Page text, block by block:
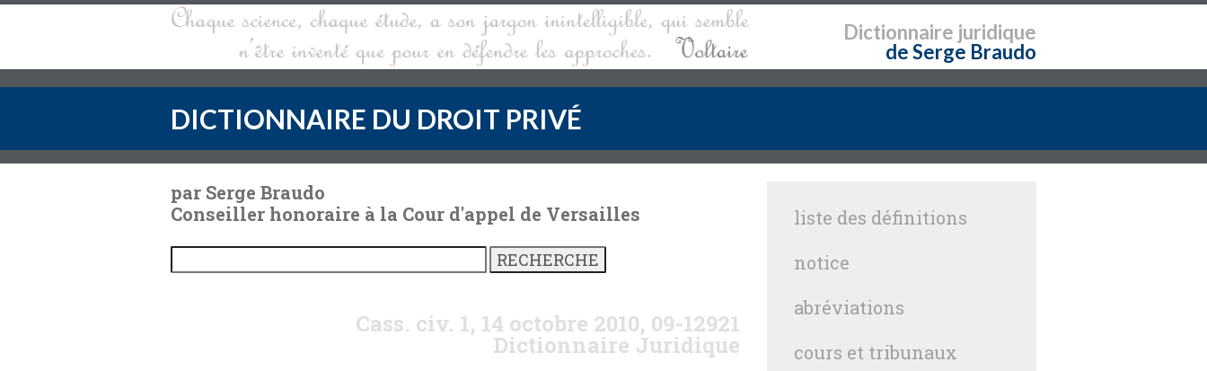
Dictionnaire juridique
de Serge Braudo
DICTIONNAIRE DU DROIT PRIVÉ
par Serge Braudo
Conseiller honoraire à la Cour d'appel de Versailles
Cass. civ. 1, 14 octobre 2010, 09-12921
Dictionnaire Juridique
liste des définitions
notice
abréviations
cours et tribunaux